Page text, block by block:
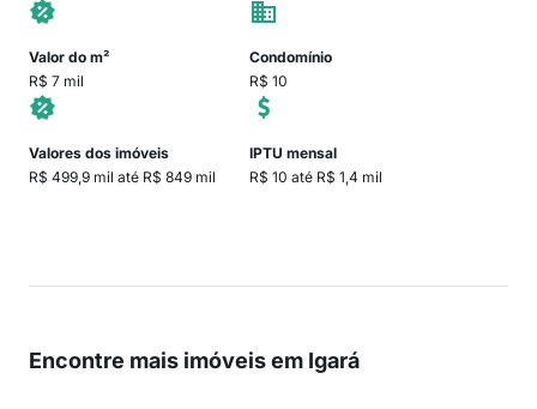
Valor do m²
R$ 7 mil
Condomínio
R$ 10
Valores dos imóveis
R$ 499,9 mil até R$ 849 mil
IPTU mensal
R$ 10 até R$ 1,4 mil
Encontre mais imóveis em Igará